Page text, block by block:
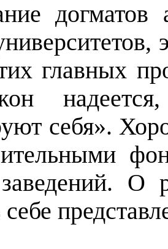
главных
себя».
О
себе